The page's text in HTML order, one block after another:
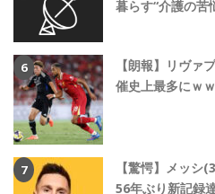
暮らす“介護の苦
【朗報】リヴァ
催史上最多にｗ
【驚愕】メッシ
56年ぶり新記録